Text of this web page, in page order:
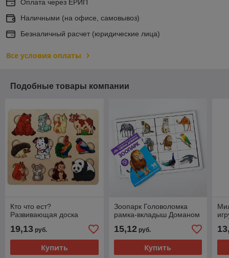
Оплата через ЕРИП
Наличными (на офисе, самовывоз)
Безналичный расчет (юридические лица)
Все условия оплаты
Подобные товары компании
Кто что ест?
Развивающая доска
19,13 руб.
Купить
Зоопарк Головоломка
рамка-вкладыш Доманом
15,12руб.
Купить